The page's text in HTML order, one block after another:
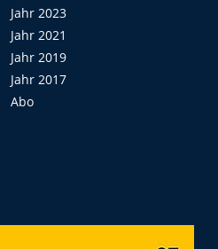
Jahr 2023
Jahr 2021
Jahr 2019
Jahr 2017
Abo